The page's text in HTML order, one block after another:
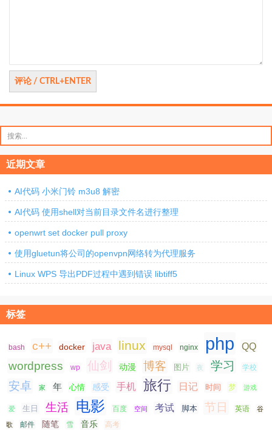
索：
近期文章
AI代码 小米门铃 m3u8 解密
AI代码 使用shell对当前目录文件名进行整理
openwrt set docker pull proxy
使用gluetun将公司的openvpn网络转为代理服务
Linux WPS 导出PDF过程中遇到错误 libtiff5
标签
bash c++ docker java linux mysql nginx php QQ
wordpress wp 仙剑 动漫 博客 图片 夜 学习 学校
安卓 家 年 心情 感受 手机 旅行 日记 时间 梦 游戏
爱 生日 生活 电影 百度 空间 考试 脚本 节日 英语 谷
歌 邮件 随笔 雪 音乐 高考